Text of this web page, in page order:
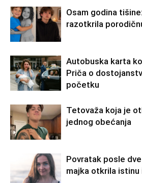
Osam godina
razotkrila
Autobuska karta
Priča o
početku
Tetovaža koja je
jednog obećanja
Povratak posle
majka otkrila